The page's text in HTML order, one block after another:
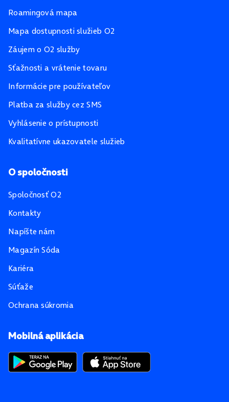
Mobilná aplikácia
Roamingová mapa
Mapa dostupnosti služieb O2
Záujem o O2 služby
Sťažnosti a vrátenie tovaru
Informácie pre používateľov
Platba za služby cez SMS
Vyhlásenie o prístupnosti
Kvalitatívne ukazovatele služieb
O spoločnosti
Spoločnosť O2
Kontakty
Napíšte nám
Magazín Sóda
Kariéra
Súťaže
Ochrana súkromia